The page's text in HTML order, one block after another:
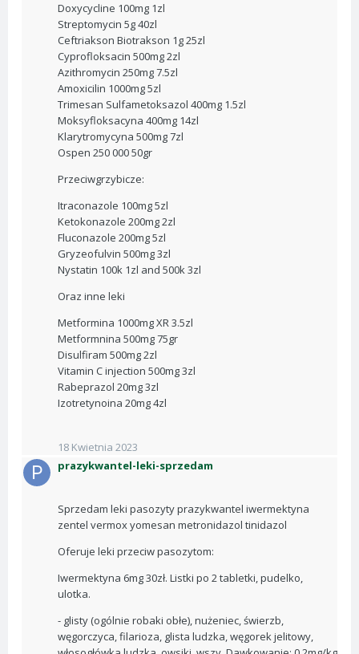
Doxycycline 100mg 1zl
Streptomycin 5g 40zl
Ceftriakson Biotrakson 1g 25zl
Cyprofloksacin 500mg 2zl
Azithromycin 250mg 7.5zl
Amoxicilin 1000mg 5zl
Trimesan Sulfametoksazol 400mg 1.5zl
Moksyfloksacyna 400mg 14zl
Klarytromycyna 500mg 7zl
Ospen 250 000 50gr
Przeciwgrzybicze:
Itraconazole 100mg 5zl
Ketokonazole 200mg 2zl
Fluconazole 200mg 5zl
Gryzeofulvin 500mg 3zl
Nystatin 100k 1zl and 500k 3zl
Oraz inne leki
Metformina 1000mg XR 3.5zl
Metformnina 500mg 75gr
Disulfiram 500mg 2zl
Vitamin C injection 500mg 3zl
Rabeprazol 20mg 3zl
Izotretynoina 20mg 4zl
18 Kwietnia 2023
prazykwantel-leki-sprzedam
Sprzedam leki pasozyty prazykwantel iwermektyna
zentel vermox yomesan metronidazol tinidazol
Oferuje leki przeciw pasozytom:
Iwermektyna 6mg 30zł. Listki po 2 tabletki, pudelko,
ulotka.
- glisty (ogólnie robaki obłe), nużeniec, świerzb,
węgorczyca, filarioza, glista ludzka, węgorek jelitowy,